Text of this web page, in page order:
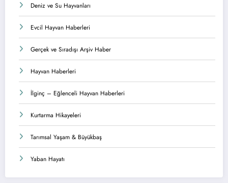
Deniz ve Su Hayvanları
Evcil Hayvan Haberleri
Gerçek ve Sıradışı Arşiv Haber
Hayvan Haberleri
İlginç – Eğlenceli Hayvan Haberleri
Kurtarma Hikayeleri
Tarımsal Yaşam & Büyükbaş
Yaban Hayatı